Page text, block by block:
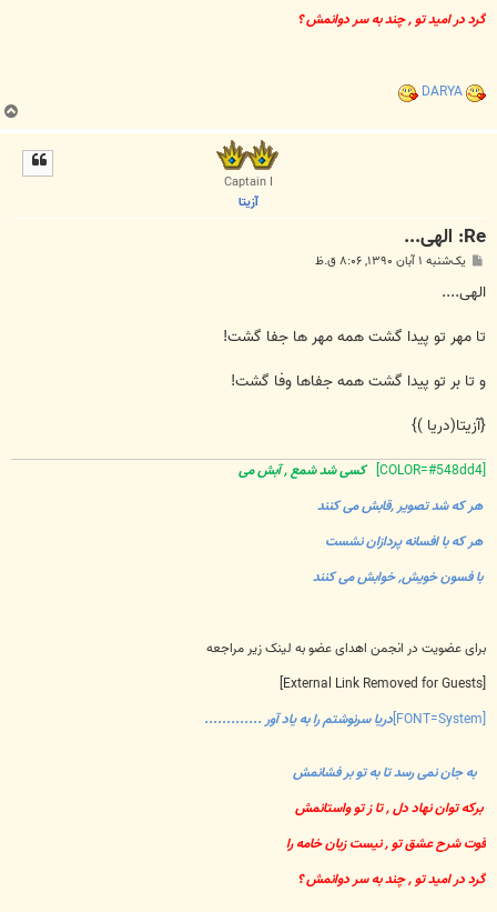
گرد در امید تو , چند به سر دوانمش ؟
DARYA
ب
ا
Captain I
آزیتا
Re: الهی...
پ
ت
یک‌شنبه ۱ آبان ۱۳۹۰, ۸:۰۶ ق.ظ
الهی....
تا مهر تو پیدا گشت همه مهر ها جفا گشت!
و تا بر تو پیدا گشت همه جفاها وفا گشت!
{آزیتا(دریا )}
کسی شد شمع , آبش می
هر که شد تصویر ,قابش می کنند
هر که با افسانه پردازان نشست
با فسون خویش, خوابش می کنند
برای عضویت در انجمن اهدای عضو به لینک زیر مراجعه
دریا سرنوشتم را به یاد آور .............
به جان نمی رسد تا به تو بر فشانمش
برکه توان نهاد دل , تا ز تو واستانمش
قوت شرح عشق تو , نیست زبان خامه را
گرد در امید تو , چند به سر دوانمش ؟